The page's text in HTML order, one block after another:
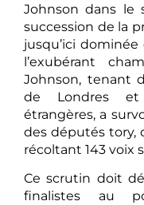
Johnson dans le
succession de la
jusqu’ici
l’exubérant
Johnson, tenant
de Londres et
étrangères, a
des députés tory,
récoltant 143 voix
Ce scrutin doit
finalistes au